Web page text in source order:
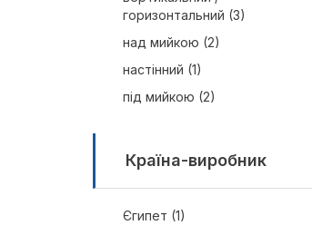
горизонтальний (3)
над мийкою (2)
настінний (1)
під мийкою (2)
Країна-виробник
Єгипет (1)